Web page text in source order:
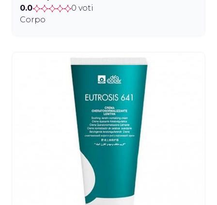
0.0
0 voti
Corpo